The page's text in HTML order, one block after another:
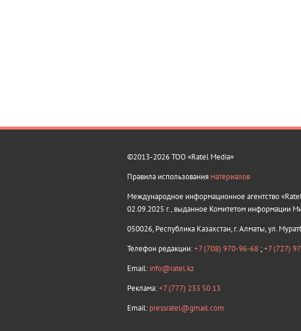
©2013-2026 ТОО «Ratel Media»
Правила использования материалов
Международное информационное агентство
02.09.2025 г., выданное Комитетом информации
050026, Республика Казахстан, г. Алматы, ул.
Телефон редакции:+7 (708) 970-96-68 ;+7 (727)
Email: info@ratel.kz
Реклама:+7 (777) 233 50 13
Email: pressratel@gmail.com